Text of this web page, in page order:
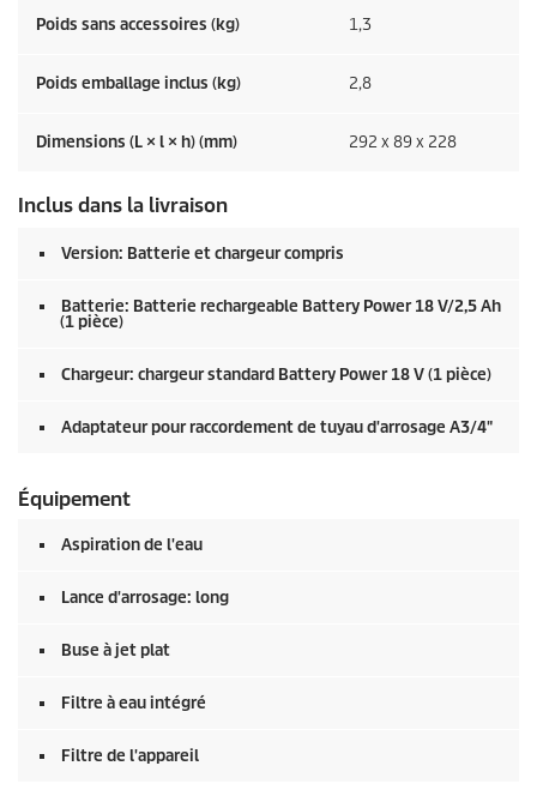
Poids sans accessoires (kg) 1,3
Poids emballage inclus (kg) 2,8
Dimensions (L × l × h) (mm) 292 x 89 x 228
Inclus dans la livraison
Version: Batterie et chargeur compris
Batterie: Batterie rechargeable Battery Power 18 V/2,5 Ah
(1 pièce)
Chargeur: chargeur standard Battery Power 18 V (1 pièce)
Adaptateur pour raccordement de tuyau d'arrosage A3/4"
Équipement
Aspiration de l'eau
Lance d'arrosage: long
Buse à jet plat
Filtre à eau intégré
Filtre de l'appareil